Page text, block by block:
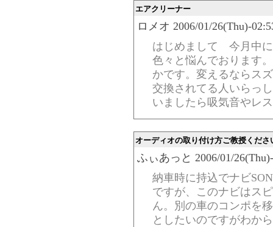
エアクリーナー
ロメオ 2006/01/26(Thu)-
はじめまして 今月中
色々と悩んでおります
かです。変えるならス
交換されてる人いらっ
いましたら吸気音やレ
オーディオの取り付け方ご教授くださ
ふぃあっと 2006/01/
納車時に持込でナビ
ですが、このナビはス
ん。別の車のコンポを
としたいのですがわか